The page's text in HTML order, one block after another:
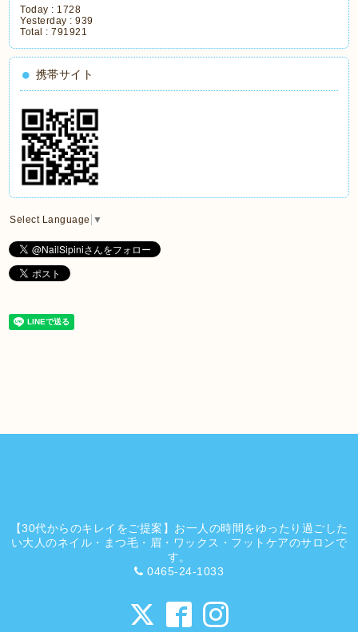
Today : 1728
Yesterday :939
Total :791921
携帯サイト
Select Language ▼
【30代からのキレイをご提案】お一人の時間をゆったり過ごした
い大人のネイル・まつ毛・眉・ワックス・フットケアのサロンで
す。
0465-24-1033